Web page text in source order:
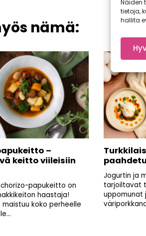
Näiden
tietoja,
hallita
nämä:
–
keitto viileisiin
papukeitto on
haastaja!
maistuu koko perheelle
Jogurtin ja
tarjoiltavat
uppomunat